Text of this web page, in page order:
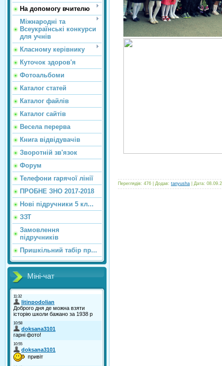
На допомогу вчителю
Міжнародні та
Всеукраїнські конкурси
для учнів
Класному керівнику
Куточок здоров'я
Фотоальбоми
Каталог статей
Каталог файлів
Каталог сайтiв
Весела перерва
Книга відвідувачів
Зворотній зв'язок
Форум
Телефони гарячої лінії
ПРОБНЕ ЗНО 2017-2018
Нові підручники 5 кл...
ЗЗТ
Замовлення
підручників
Пришкільний табір пр...
Міні-чат
Переглядів: 476 Додав: tanyusha Дата: